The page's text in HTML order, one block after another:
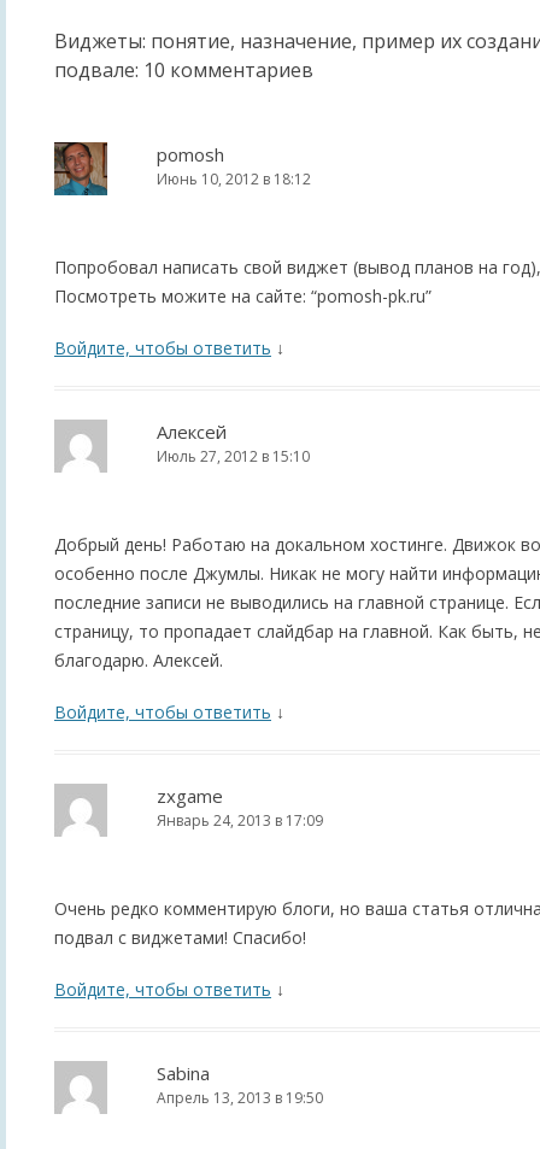
Виджеты: понятие, назначение, пример их
подвале: 10 комментариев
pomosh
Июнь 10, 2012 в 18:12
Попробовал написать свой виджет (вывод планов на
Посмотреть можите на сайте: “pomosh-pk.ru”
Войдите, чтобы ответить ↓
Алексей
Июль 27, 2012 в 15:10
Добрый день! Работаю на докальном хостинге. Движок
особенно после Джумлы. Никак не могу найти
последние записи не выводились на главной странице.
страницу, то пропадает слайдбар на главной. Как быть,
благодарю. Алексей.
Войдите, чтобы ответить ↓
zxgame
Январь 24, 2013 в 17:09
Очень редко комментирую блоги, но ваша статья
подвал с виджетами! Спасибо!
Войдите, чтобы ответить ↓
Sabina
Апрель 13, 2013 в 19:50